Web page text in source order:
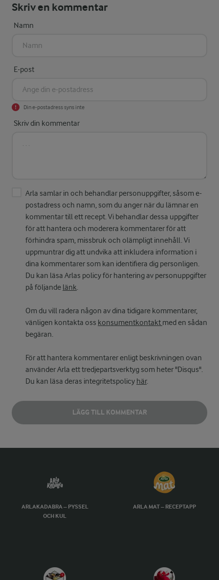
Skriv en kommentar
Namn
E-post
Din e-postadress syns inte
Skriv din kommentar
Arla samlar in och behandlar personuppgifter, såsom e-
postadress och namn, som du anger när du lämnar en
kommentar till ett recept. Vi behandlar dessa uppgifter
för att hantera och moderera kommentarer för att
förhindra spam, missbruk och olämpligt innehåll. Vi
uppmuntrar dig att undvika att inkludera information i
dina kommentarer som kan identifiera dig personligen.
Du kan läsa Arlas policy för hantering av personuppgifter
på följande länk.
Om du vill radera någon av dina tidigare kommentarer,
vänligen kontakta oss konsumentkontakt med en sådan
begäran.
För att hantera kommentarer enligt beskrivningen ovan
använder Arla ett tredjepartsverktyg som heter "Disqus".
Du kan läsa deras integritetspolicy här.
LÄGG TILL KOMMENTAR
ARLAKADABRA – PYSSEL
OCH KUL
ARLA MAT – RECEPTAPP